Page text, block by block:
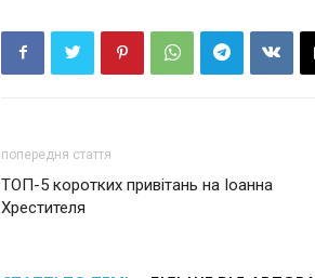
попередня стаття
ТОП-5 коротких привітань на Іоанна
Хрестителя